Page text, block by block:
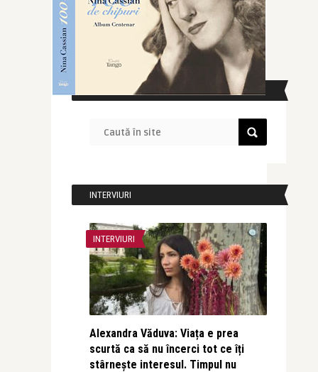
CAUTĂ ÎN SITE
INTERVIURI
INTERVIURI
Alexandra Văduva: Viața e prea
scurtă ca să nu încerci tot ce îți
stârnește interesul. Timpul nu